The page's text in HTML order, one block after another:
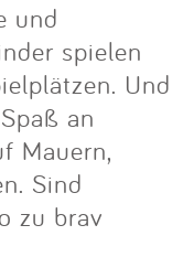
und
spielen
Und
an
Mauern,
Sind
zu brav